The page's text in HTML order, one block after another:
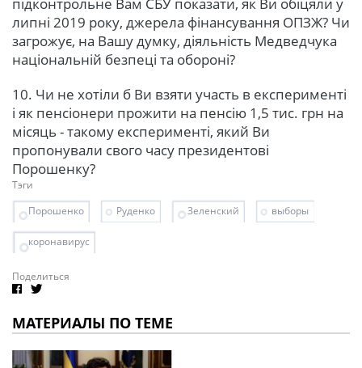
підконтрольне Вам СБУ показати, як Ви обіцяли у
липні 2019 року, джерела фінансування ОПЗЖ? Чи
загрожує, на Вашу думку, діяльність Медведчука
національній безпеці та обороні?
10. Чи не хотіли б Ви взяти участь в експерименті
і як пенсіонери прожити на пенсію 1,5 тис. грн на
місяць - такому експерименті, який Ви
пропонували свого часу президентові
Порошенку?
Тэги
Порошенко
Руденко Зеленский выборы
коронавирус
Поделиться
МАТЕРИАЛЫ ПО ТЕМЕ